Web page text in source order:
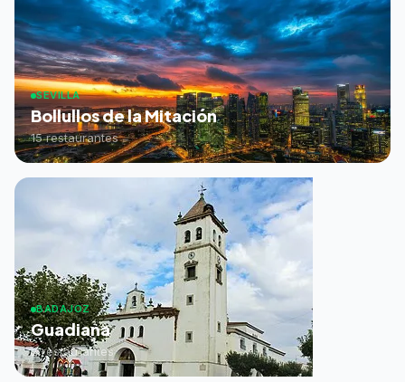
SEVILLA
Bollullos de la Mitación
15 restaurantes
BADAJOZ
Guadiana
2 restaurantes